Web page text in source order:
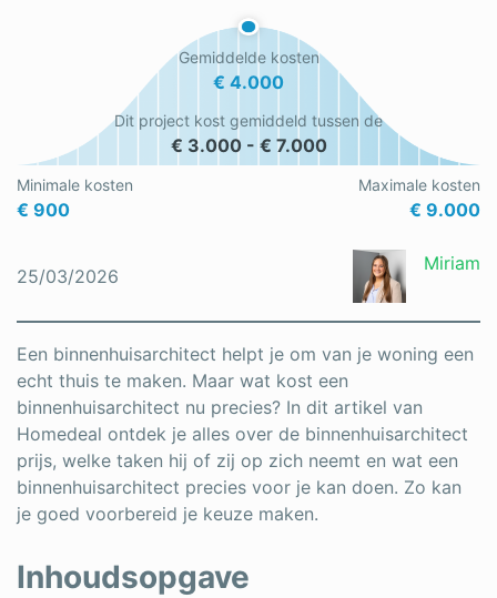
Rolluiken
Schilder
Schrijnwerker
Vloeren
Vochtbestrijding
Warmtepomp
Zonnepanelen
Zonwering
Minimale kosten
€ 900
Gemiddelde kosten
€ 4.000
Maximale kosten
€ 9.000
Dit project kost gemiddeld tussen de
€ 3.000 - € 7.000
25/03/2026
Miriam
Een binnenhuisarchitect helpt je om van je woning een
echt thuis te maken. Maar wat kost een
binnenhuisarchitect nu precies? In dit artikel van
Homedeal ontdek je alles over de binnenhuisarchitect
prijs, welke taken hij of zij op zich neemt en wat een
binnenhuisarchitect precies voor je kan doen. Zo kan
je goed voorbereid je keuze maken.
Inhoudsopgave